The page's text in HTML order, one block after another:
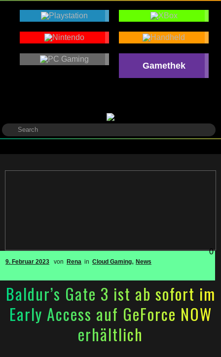
Gamethek
9. Februar 2023 von Rena in Cloud Gaming, News
0
Baldur’s Gate 3 ist ab sofort im
Early Access auf GeForce NOW
erhältlich